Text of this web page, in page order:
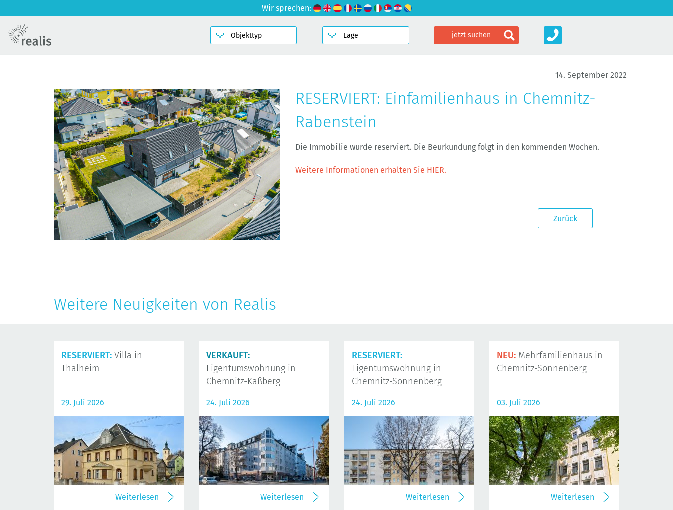
Wir sprechen:
14. September 2022
RESERVIERT: Einfamilienhaus in Chemnitz-
Rabenstein
Die Immobilie wurde reserviert. Die Beurkundung folgt in den kommenden Wochen.
Weitere Informationen erhalten Sie HIER.
Zurück
Weitere Neuigkeiten von Realis
RESERVIERT: Villa in
Thalheim
29. Juli 2026
Weiterlesen
VERKAUFT:
Eigentumswohnung in
Chemnitz-Kaßberg
24. Juli 2026
Weiterlesen
RESERVIERT:
Eigentumswohnung in
Chemnitz-Sonnenberg
24. Juli 2026
Weiterlesen
NEU: Mehrfamilienhaus in
Chemnitz-Sonnenberg
03. Juli 2026
Weiterlesen